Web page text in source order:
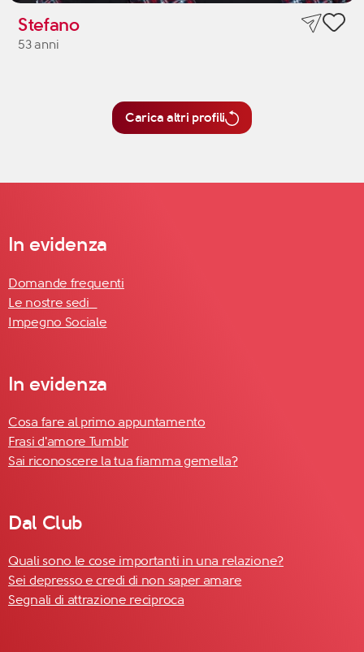
Stefano
53 anni
Carica altri profili
In evidenza
Domande frequenti
Le nostre sedi
Impegno Sociale
In evidenza
Cosa fare al primo appuntamento
Frasi d'amore Tumblr
Sai riconoscere la tua fiamma gemella?
Dal Club
Quali sono le cose importanti in una relazione?
Sei depresso e credi di non saper amare
Segnali di attrazione reciproca